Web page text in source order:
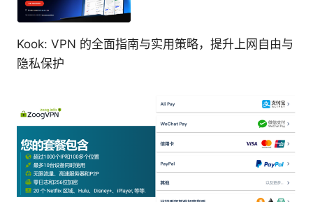
Kook: VPN 的全面指南与实用策略，提升上网自由与
隐私保护